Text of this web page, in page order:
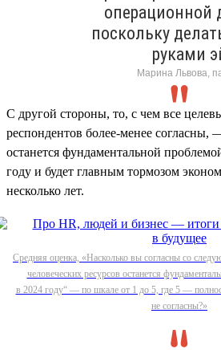
операционной
поскольку
руками
Марина Львова,
С другой стороны, то, с чем все
респондентов более-менее согласны,
останется фундаментальной
году и будет главным тормозом
несколько лет.
Средняя оценка, «Насколько вы согласны со
человеческих ресурсов останется
в 2024 году“ — по шкале от 1 до 5, где 5 —
не согласны?»